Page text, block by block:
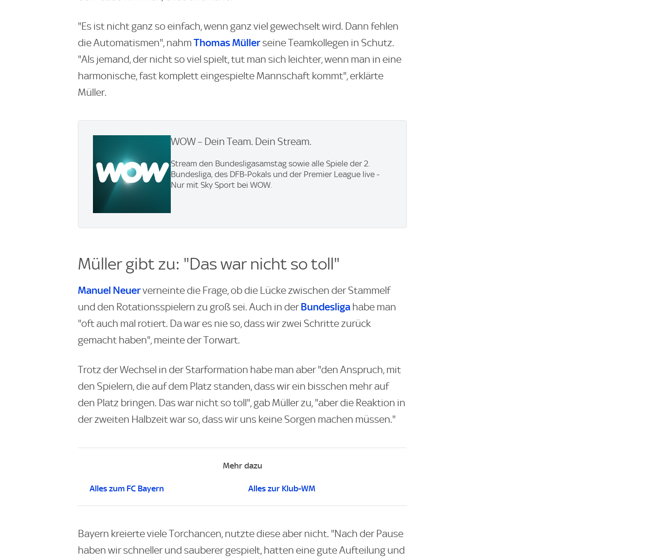
"Es ist nicht ganz so einfach, wenn ganz viel gewechselt wird. Dann fehlen
die Automatismen", nahm Thomas Müller seine Teamkollegen in Schutz.
"Als jemand, der nicht so viel spielt, tut man sich leichter, wenn man in eine
harmonische, fast komplett eingespielte Mannschaft kommt", erklärte
Müller.
WOW – Dein Team. Dein Stream.
Stream den Bundesligasamstag sowie alle Spiele der 2.
Bundesliga, des DFB-Pokals und der Premier League live -
Nur mit Sky Sport bei WOW.
Müller gibt zu: "Das war nicht so toll"
Manuel Neuerverneinte die Frage, ob die Lücke zwischen der Stammelf
und den Rotationsspielern zu groß sei. Auch in derBundesliga habe man
"oft auch mal rotiert. Da war es nie so, dass wir zwei Schritte zurück
gemacht haben", meinte der Torwart.
Trotz der Wechsel in der Starformation habe man aber "den Anspruch, mit
den Spielern, die auf dem Platz standen, dass wir ein bisschen mehr auf
den Platz bringen. Das war nicht so toll", gab Müller zu, "aber die Reaktion in
der zweiten Halbzeit war so, dass wir uns keine Sorgen machen müssen."
Mehr dazu
Alles zum FC Bayern Alles zur Klub-WM
Bayern kreierte viele Torchancen, nutzte diese aber nicht. "Nach der Pause
haben wir schneller und sauberer gespielt, hatten eine gute Aufteilung und